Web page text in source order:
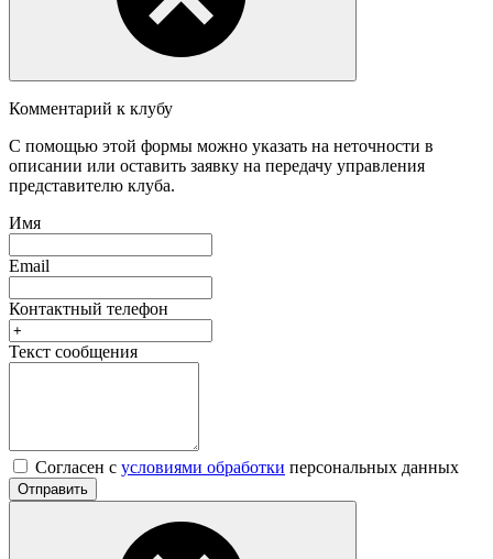
Комментарий к клубу
С помощью этой формы можно указать на неточности в
описании или оставить заявку на передачу управления
представителю клуба.
Имя
Email
Контактный телефон
Текст сообщения
Согласен с условиями обработки персональных данных
Отправить